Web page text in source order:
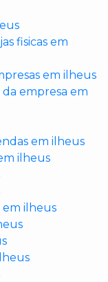
fisicas em
em ilheus
empresa em
em ilheus
ilheus
em ilheus